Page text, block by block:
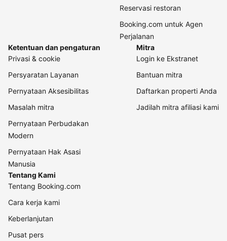
Reservasi restoran
Booking.com untuk Agen
Perjalanan
Ketentuan dan pengaturan
Privasi & cookie
Persyaratan Layanan
Pernyataan Aksesibilitas
Masalah mitra
Pernyataan Perbudakan
Modern
Pernyataan Hak Asasi
Manusia
Mitra
Login ke Ekstranet
Bantuan mitra
Daftarkan properti Anda
Jadilah mitra afiliasi kami
Tentang Kami
Tentang Booking.com
Cara kerja kami
Keberlanjutan
Pusat pers